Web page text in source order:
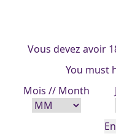
Vous devez avoir
You must
Mois // Month